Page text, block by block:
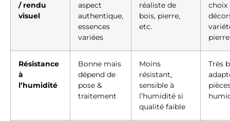
/ rendu
visuel
aspect
authentique,
essences
variées
réaliste de
bois, pierre,
etc.
choix
Résistance
à
l’humidité
Bonne mais
dépend de
pose &
traitement
Moins
résistant,
sensible à
l’humidité si
qualité faible
Très